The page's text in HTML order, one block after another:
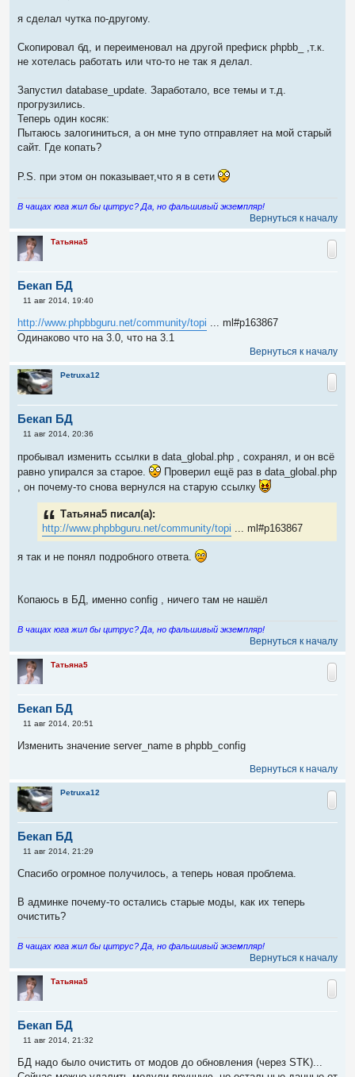
б
е
н
и
я сделал чутка по-другому.
Скопировал бд, и переименовал на другой префиск phpbb_ ,т.к.
не хотелась работать или что-то не так я делал.
Запустил database_update. Заработало, все темы и т.д.
прогрузились.
Теперь один косяк:
Пытаюсь залогиниться, а он мне тупо отправляет на мой старый
сайт. Где копать?
P.S. при этом он показывает,что я в сети
В чащах юга жил бы цитрус? Да, но фальшивый экземпляр!
Вернуться к началу
Татьяна5
Бекап БД
С
о
б
щ
и
е
11 авг 2014, 19:40
http://www.phpbbguru.net/community/topi ... ml#p163867
Одинаково что на 3.0, что на 3.1
Вернуться к началу
Petruxa12
Бекап БД
С
б
щ
н
11 авг 2014, 20:36
пробывал изменить ссылки в data_global.php , сохранял, и он всё
равно упирался за старое.
Проверил ещё раз в data_global.php
, он почему-то снова вернулся на старую ссылку
Татьяна5 писал(а):
http://www.phpbbguru.net/community/topi ... ml#p163867
я так и не понял подробного ответа.
Копаюсь в БД, именно config , ничего там не нашёл
В чащах юга жил бы цитрус? Да, но фальшивый экземпляр!
Вернуться к началу
Татьяна5
Бекап БД
С
о
б
и
е
11 авг 2014, 20:51
Изменить значение server_name в phpbb_config
Вернуться к началу
Petruxa12
Бекап БД
С
о
б
е
н
и
11 авг 2014, 21:29
Спасибо огромное получилось, а теперь новая проблема.
В админке почему-то остались старые моды, как их теперь
очистить?
В чащах юга жил бы цитрус? Да, но фальшивый экземпляр!
Вернуться к началу
Татьяна5
Бекап БД
С
о
б
11 авг 2014, 21:32
БД надо было очистить от модов до обновления (через STK)...